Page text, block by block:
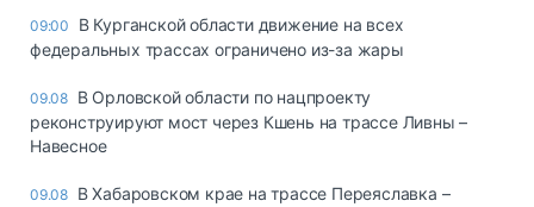
09:00
В Курганской области движение на всех
федеральных трассах ограничено из-за жары
09.08 В Орловской области по нацпроекту
реконструируют мост через Кшень на трассе Ливны –
Навесное
09.08 В Хабаровском крае на трассе Переяславка –